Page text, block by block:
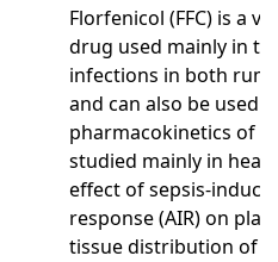
Florfenicol (FFC) is a
drug used mainly in
infections in both
and can also be used
pharmacokinetics of
studied mainly in
effect of sepsis-
response (AIR) on
tissue distribution of